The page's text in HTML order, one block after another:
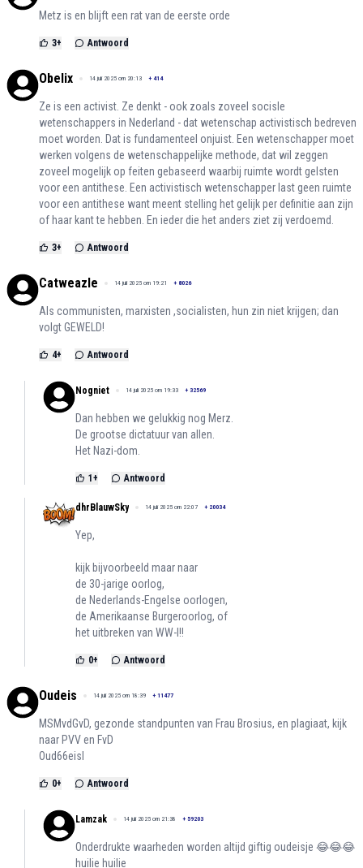
Metz is en blijft een rat van de eerste orde
3+ Antwoord
Obelix 14 juli 2025 om 20:13 + 414
Ze is een activist. Ze denkt - ook zoals zoveel socisle
wetenschappers in Nederland - dat wetenschap activistisch bedreven
moet worden. Dat is fundamenteel onjuist. Een wetenschapper moet
werken volgens de wetenschappelijke methode, dat wil zeggen
zoveel mogelijk op feiten gebaseerd waarbij ruimte wordt gelsten
voor een antithese. Een activistisch wetenschapper last geen ruimte
voor een antithese want meent stelling het gelijk per definitie aan zijn
of haar kant te hebben. En ieder die het anders ziet zij verdoemd.
3+ Antwoord
Catweazle 14 juli 2025 om 19:21 + 8026
Als communisten, marxisten ,socialisten, hun zin niet krijgen; dan
volgt GEWELD!
4+ Antwoord
Nogniet 14 juli 2025 om 19:33 + 32569
Dan hebben we gelukkig nog Merz.
De grootse dictatuur van allen.
Het Nazi-dom.
1+ Antwoord
dhrBlauwSky 14 juli 2025 om 22:07 + 20034
Yep,
kijk bijvoorbeeld maar naar
de 30-jarige oorlog,
de Nederlands-Engelse oorlogen,
de Amerikaanse Burgeroorlog, of
het uitbreken van WW-I!!
0+ Antwoord
Oudeis 14 juli 2025 om 18:39 + 11477
MSMvdGvD, gezonde standpunten van Frau Brosius, en plagiaat, kijk
naar PVV en FvD
Oud66eisl
0+ Antwoord
Lamzak 14 juli 2025 om 21:38 + 59203
Onderdrukte waarheden worden altijd giftig oudeisje 😂😂😂
huilie huilie